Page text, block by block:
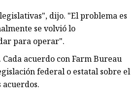
dijo. "El problema es
se volvió lo
para operar".
acuerdo con Farm Bureau
federal o estatal sobre el